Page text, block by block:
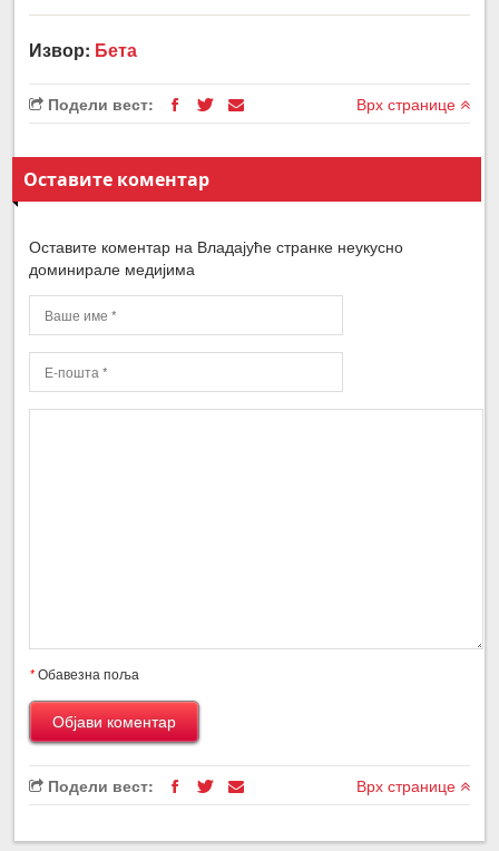
Извор: Бета
Подели вест: Врх странице
Оставите коментар
Оставите коментар на Владајуће странке неукусно
доминирале медијима
*Обавезна поља
Подели вест: Врх странице